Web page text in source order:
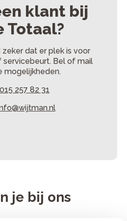
klant bij
Totaal?
dat er plek is voor
servicebeurt. Bel of mail
mogelijkheden.
015 257 82 31
je bij ons